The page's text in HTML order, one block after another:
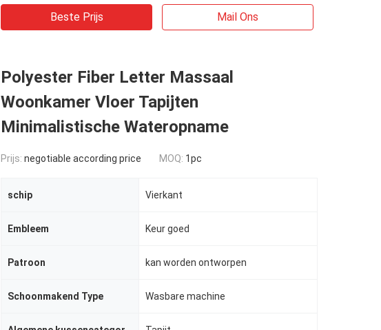
Beste Prijs Mail Ons
Polyester Fiber Letter Massaal
Woonkamer Vloer Tapijten
Minimalistische Wateropname
Prijs: negotiable according price MOQ: 1pc
schip Vierkant
Embleem Keur goed
Patroon kan worden ontworpen
Schoonmakend Type Wasbare machine